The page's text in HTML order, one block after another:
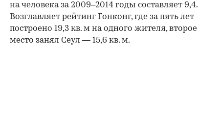
на человека за 2009–2014 годы составляет 9,4.
Возглавляет рейтинг Гонконг, где за пять лет
построено 19,3 кв. м на одного жителя, второе
место занял Сеул — 15,6 кв. м.